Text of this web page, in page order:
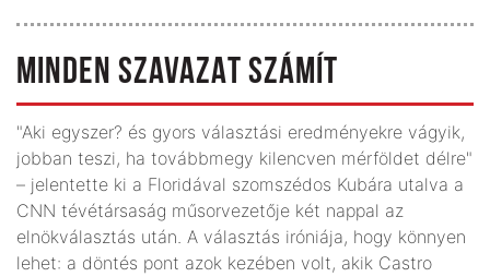
MINDEN SZAVAZAT SZÁMÍT
"Aki egyszer? és gyors választási eredményekre vágyik,
jobban teszi, ha továbbmegy kilencven mérföldet délre"
– jelentette ki a Floridával szomszédos Kubára utalva a
CNN tévétársaság műsorvezetője két nappal az
elnökválasztás után. A választás iróniája, hogy könnyen
lehet: a döntés pont azok kezében volt, akik Castro